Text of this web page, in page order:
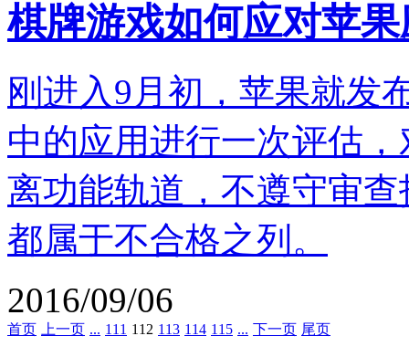
棋牌游戏如何应对苹
刚进入9月初，苹果就发
中的应用进行一次评估
离功能轨道，不遵守审
都属于不合格之列。
2016/09/06
首页 上一页 ... 111 112 113 114 115 ... 下一页 尾页